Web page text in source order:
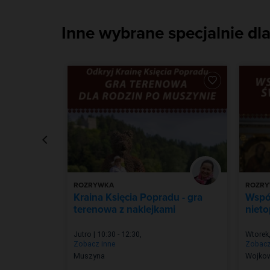
Inne wybrane specjalnie
ROZRYWKA
Kraina Księcia Popradu - gra
terenowa z naklejkami
Jutro | 10:30 - 12:30
Zobacz inne
Muszyna